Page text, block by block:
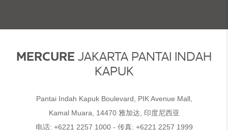
MERCURE JAKARTA PANTAI INDAH
KAPUK
Pantai Indah Kapuk Boulevard, PIK Avenue Mall,
Kamal Muara, 14470 雅加达, 印度尼西亚
电话: +6221 2257 1000- 传真: +6221 2257 1999